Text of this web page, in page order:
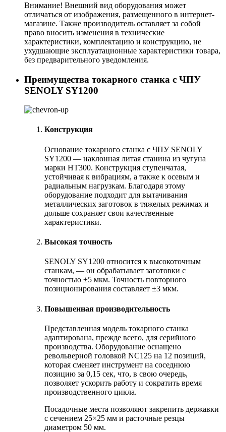
Внимание! Внешний вид оборудования может
отличаться от изображения, размещенного в интернет-
магазине. Также производитель оставляет за собой
право вносить изменения в технические
характеристики, комплектацию и конструкцию, не
ухудшающие эксплуатационные характеристики товара,
без предварительного уведомления.
Преимущества токарного станка c ЧПУ
SENOLY SY1200
Конструкция
Основание токарного станка с ЧПУ SENOLY
SY1200 — наклонная литая станина из чугуна
марки HT300. Конструкция ступенчатая,
устойчивая к вибрациям, а также к осевым и
радиальным нагрузкам. Благодаря этому
оборудование подходит для вытачивания
металлических заготовок в тяжелых режимах и
дольше сохраняет свои качественные
характеристики.
Высокая точность
SENOLY SY1200 относится к высокоточным
станкам, — он обрабатывает заготовки с
точностью ±5 мкм. Точность повторного
позиционирования составляет ±3 мкм.
Повышенная производительность
Представленная модель токарного станка
адаптирована, прежде всего, для серийного
производства. Оборудование оснащено
револьверной головкой NC125 на 12 позиций,
которая сменяет инструмент на соседнюю
позицию за 0,15 сек, что, в свою очередь,
позволяет ускорить работу и сократить время
производственного цикла.
Посадочные места позволяют закрепить державки
с сечением 25×25 мм и расточные резцы
диаметром 50 мм.